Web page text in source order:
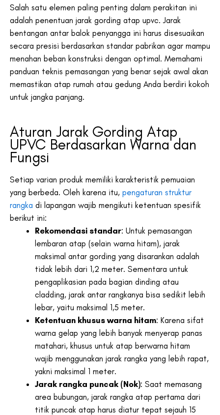
Salah satu elemen paling penting dalam perakitan ini
adalah penentuan jarak gording atap upvc. Jarak
bentangan antar balok penyangga ini harus disesuaikan
secara presisi berdasarkan standar pabrikan agar mampu
menahan beban konstruksi dengan optimal. Memahami
panduan teknis pemasangan yang benar sejak awal akan
memastikan atap rumah atau gedung Anda berdiri kokoh
untuk jangka panjang.
Aturan Jarak Gording Atap
UPVC Berdasarkan Warna dan
Fungsi
Setiap varian produk memiliki karakteristik pemuaian
yang berbeda. Oleh karena itu, pengaturan struktur
rangka di lapangan wajib mengikuti ketentuan spesifik
berikut ini:
Rekomendasi standar: Untuk pemasangan
lembaran atap (selain warna hitam), jarak
maksimal antar gording yang disarankan adalah
tidak lebih dari 1,2 meter. Sementara untuk
pengaplikasian pada bagian dinding atau
cladding, jarak antar rangkanya bisa sedikit lebih
lebar, yaitu maksimal 1,5 meter.
Ketentuan khusus warna hitam: Karena sifat
warna gelap yang lebih banyak menyerap panas
matahari, khusus untuk atap berwarna hitam
wajib menggunakan jarak rangka yang lebih rapat,
yakni maksimal 1 meter.
Jarak rangka puncak (Nok): Saat memasang
area bubungan, jarak rangka atap pertama dari
titik puncak atap harus diatur tepat sejauh 15